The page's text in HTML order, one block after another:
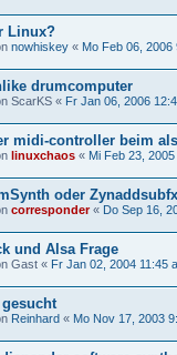
Linux?
nowhiskey « Mo Feb 06, 2006
drumcomputer
ScarKS « Fr Jan 06, 2006
midi-controller beim
linuxchaos « Mi Feb 23,
oder Zynaddsubfx
corresponder« Do Sep 16,
und Alsa Frage
Gast « Fr Jan 02, 2004 11:45
Reinhard « Mo Nov 17, 2003